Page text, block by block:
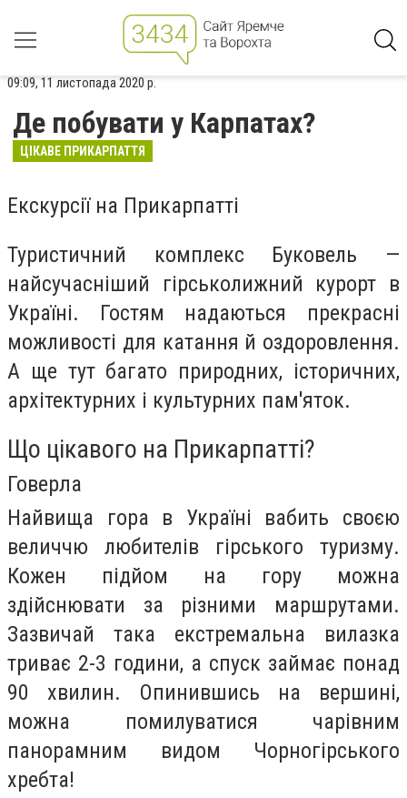
09:09, 11 листопада 2020 р.
Де побувати у Карпатах?
ЦІКАВЕ ПРИКАРПАТТЯ
Екскурсії на Прикарпатті
Туристичний комплекс Буковель —
найсучасніший гірськолижний курорт в
Україні. Гостям надаються прекрасні
можливості для катання й оздоровлення.
А ще тут багато природних, історичних,
архітектурних і культурних пам'яток.
Що цікавого на Прикарпатті?
Говерла
Найвища гора в Україні вабить своєю
величчю любителів гірського туризму.
Кожен підйом на гору можна
здійснювати за різними маршрутами.
Зазвичай така екстремальна вилазка
триває 2-3 години, а спуск займає понад
90 хвилин. Опинившись на вершині,
можна помилуватися чарівним
панорамним видом Чорногірського
хребта!